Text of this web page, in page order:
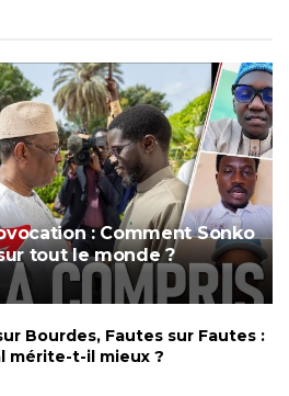
: Comment Sonko
tout le monde ?
Bourdes, Fautes sur Fautes :
mérite-t-il mieux ?